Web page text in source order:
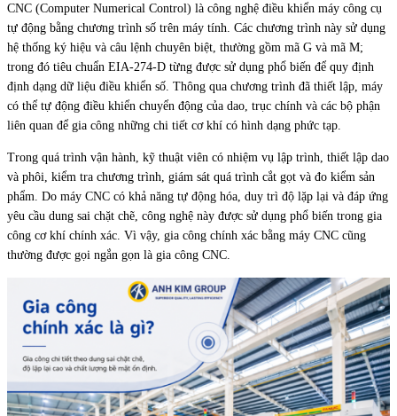
CNC (Computer Numerical Control) là công nghệ điều khiển máy công cụ
tự động bằng chương trình số trên máy tính. Các chương trình này sử dụng
hệ thống ký hiệu và câu lệnh chuyên biệt, thường gồm mã G và mã M;
trong đó tiêu chuẩn EIA-274-D từng được sử dụng phổ biến để quy định
định dạng dữ liệu điều khiển số. Thông qua chương trình đã thiết lập, máy
có thể tự động điều khiển chuyển động của dao, trục chính và các bộ phận
liên quan để gia công những chi tiết cơ khí có hình dạng phức tạp.
Trong quá trình vận hành, kỹ thuật viên có nhiệm vụ lập trình, thiết lập dao
và phôi, kiểm tra chương trình, giám sát quá trình cắt gọt và đo kiểm sản
phẩm. Do máy CNC có khả năng tự động hóa, duy trì độ lặp lại và đáp ứng
yêu cầu dung sai chặt chẽ, công nghệ này được sử dụng phổ biến trong gia
công cơ khí chính xác. Vì vậy, gia công chính xác bằng máy CNC cũng
thường được gọi ngắn gọn là gia công CNC.